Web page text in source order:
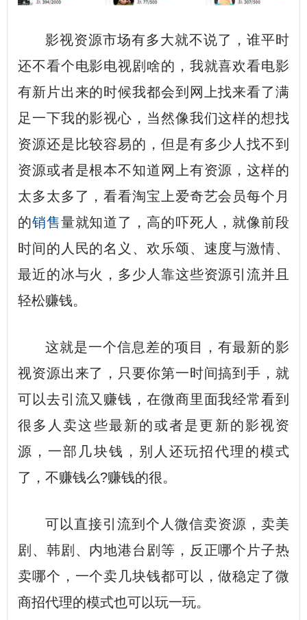
影视资源市场有多大就不说了，谁平时
还不看个电影电视剧啥的，我就喜欢看电影
有新片出来的时候我都会到网上找来看了满
足一下我的影视心，当然像我们这样的想找
资源还是比较容易的，但是有多少人找不到
资源或者是根本不知道网上有资源，这样的
太多太多了，看看淘宝上爱奇艺会员每个月
的销售量就知道了，高的吓死人，就像前段
时间的人民的名义、欢乐颂、速度与激情、
最近的冰与火，多少人靠这些资源引流并且
轻松赚钱。
这就是一个信息差的项目，有最新的影
视资源出来了，只要你第一时间搞到手，就
可以去引流又赚钱，在微商里面我经常看到
很多人卖这些最新的或者是更新的影视资
源，一部几块钱，别人还玩招代理的模式
了，不赚钱么?赚钱的很。
可以直接引流到个人微信卖资源，卖美
剧、韩剧、内地港台剧等，反正哪个片子热
卖哪个，一个卖几块钱都可以，做稳定了微
商招代理的模式也可以玩一玩。